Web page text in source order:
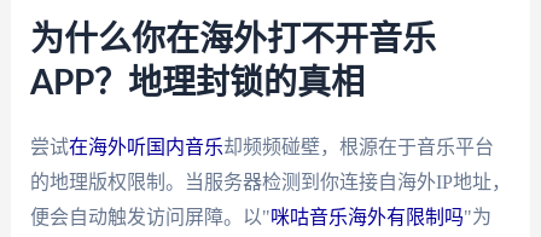
为什么你在海外打不开音乐
APP？地理封锁的真相
尝试在海外听国内音乐却频频碰壁，根源在于音乐平台
的地理版权限制。当服务器检测到你连接自海外IP地址，
便会自动触发访问屏障。以"咪咕音乐海外有限制吗"为